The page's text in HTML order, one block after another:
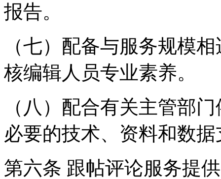
报告。
（七）配备与服务规模
核编辑人员专业素养。
（八）配合有关主管部
必要的技术、资料和数
第六条 跟帖评论服务提